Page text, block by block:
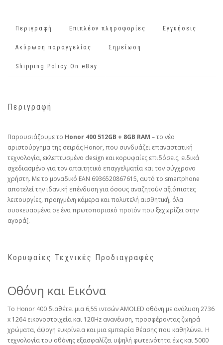
Περιγραφή Επιπλέον πληροφορίες Εγγυήσεις
Ακύρωση παραγγελίας Σημείωση
Shipping Policy On eBay
Περιγραφή
Παρουσιάζουμε το Honor 400 512GB + 8GB RAM – το νέο
αριστούργημα της σειράς Honor, που συνδυάζει επαναστατική
τεχνολογία, εκλεπτυσμένο design και κορυφαίες επιδόσεις, ειδικά
σχεδιασμένο για τον απαιτητικό επαγγελματία και τον σύγχρονο
χρήστη. Με το μοναδικό EAN 6936520867615, αυτό το smartphone
αποτελεί την ιδανική επένδυση για όσους αναζητούν αξιόπιστες
λειτουργίες, προηγμένη κάμερα και πολυτελή αισθητική, όλα
συσκευασμένα σε ένα πρωτοποριακό προϊόν που ξεχωρίζει στην
αγορά[.
Κορυφαίες Τεχνικές Προδιαγραφές
Οθόνη και Εικόνα
Το Honor 400 διαθέτει μια 6,55 ιντσών AMOLED οθόνη με ανάλυση 2736
x 1264 εικονοστοιχεία και 120Hz ανανέωση, προσφέροντας ζωηρά
χρώματα, άψογη ευκρίνεια και μια εμπειρία θέασης που καθηλώνει. Η
τεχνολογία του οθόνης εξασφαλίζει υψηλή φωτεινότητα έως και 5000